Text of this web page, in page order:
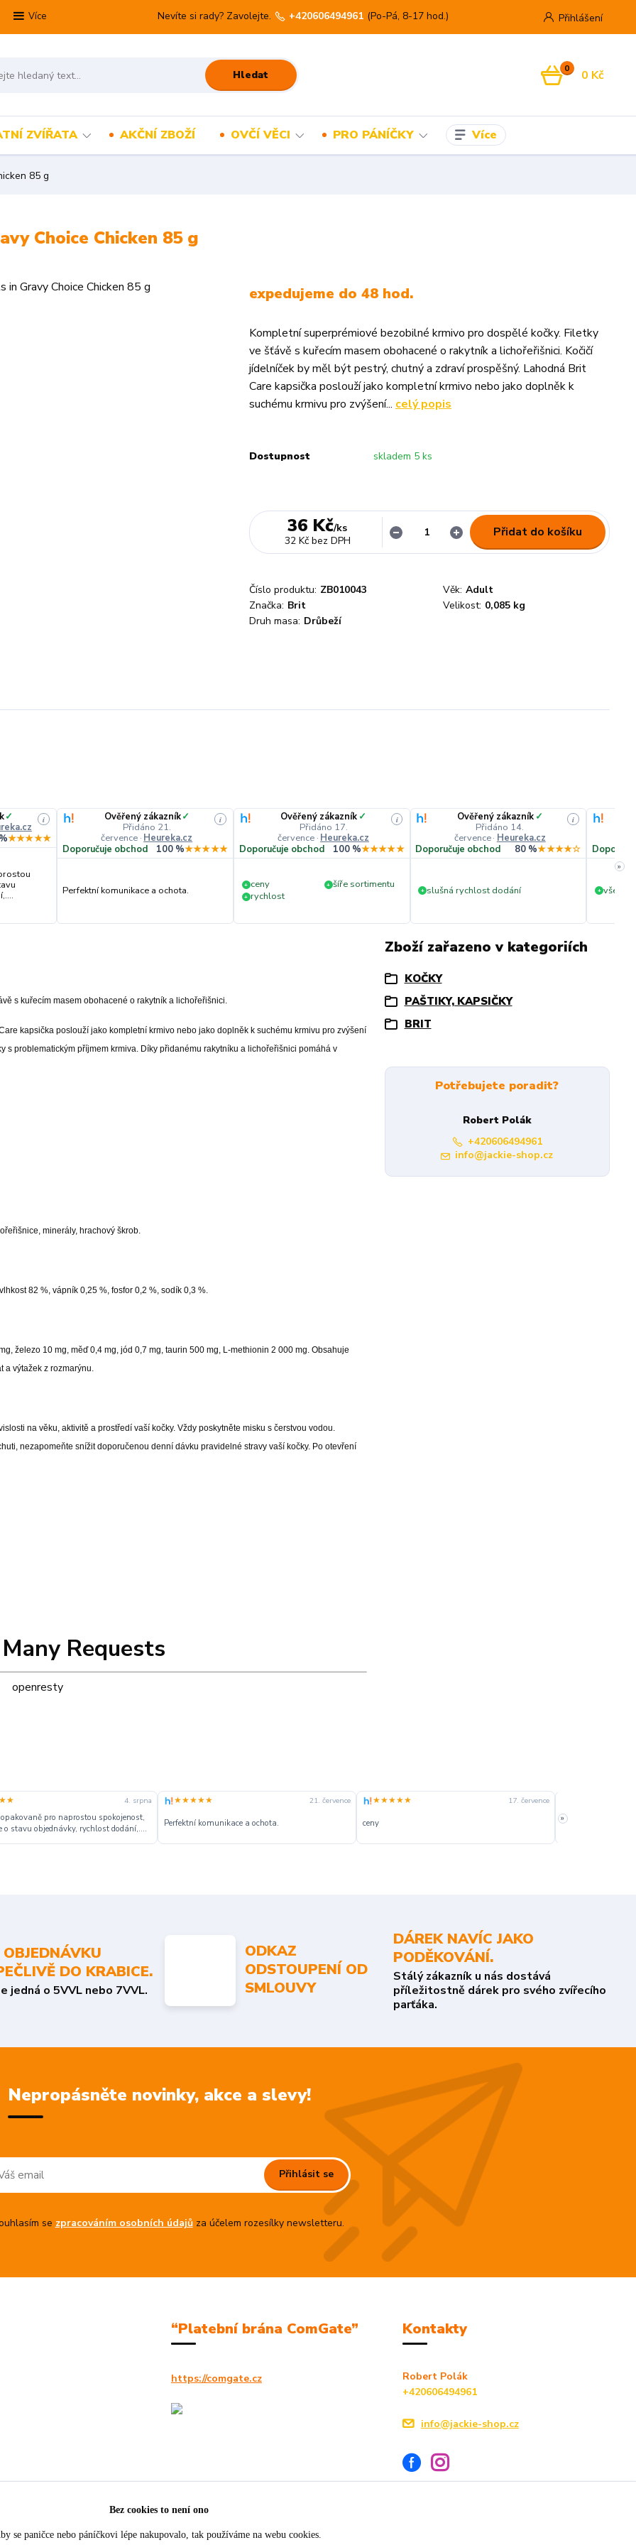
Více Přihlášení
Hledat
Nevíte si rady? Zavolejte. +420606494961 (Po-Pá, 8-17 hod.)
0 0 Kč
ZVÍŘATA AKČNÍ ZBOŽÍ OVČÍ VĚCI PRO PÁNÍČKY Více
85 g
Choice Chicken 85 g
expedujeme do 48 hod.
Kompletní superprémiové bezobilné krmivo pro dospělé kočky. Filetky
ve šťávě s kuřecím masem obohacené o rakytník a lichořeřišnici. Kočičí
jídelníček by měl být pestrý, chutný a zdraví prospěšný. Lahodná Brit
Care kapsička poslouží jako kompletní krmivo nebo jako doplněk k
suchému krmivu pro zvýšení... celý popis
Dostupnost skladem 5 ks
36 Kč/ks
32 Kč bez DPH
Přidat do košíku
Číslo produktu: ZB010043 Věk: Adult
Značka: Brit Velikost: 0,085 kg
Druh masa: Drůbeží
✓
i
★★★★★
Ověřený zákazník✓
Přidáno 21.
července · Heureka.cz
i
Doporučuje obchod 100 %★★★★★
Perfektní komunikace a ochota.
Ověřený zákazník ✓
Přidáno 17.
července · Heureka.cz
i
Doporučuje obchod 100 %★★★★★
+ ceny + šíře sortimentu
+ rychlost
Ověřený zákazník ✓
Přidáno 14.
července· Heureka.cz
i
Doporučuje obchod 80 %★★★★☆
+ slušná rychlost dodání + vše v
»
s kuřecím masem obohacené o rakytník a lichořeřišnici.
kapsička poslouží jako kompletní krmivo nebo jako doplněk k suchému krmivu pro zvýšení
problematickým příjmem krmiva. Díky přidanému rakytníku a lichořeřišnici pomáhá v
minerály, hrachový škrob.
82 %, vápník 0,25 %, fosfor 0,2 %, sodík 0,3 %.
železo 10 mg, měď 0,4 mg, jód 0,7 mg, taurin 500 mg, L-methionin 2 000 mg. Obsahuje
a výtažek z rozmarýnu.
na věku, aktivitě a prostředí vaší kočky. Vždy poskytněte misku s čerstvou vodou.
nezapomeňte snížit doporučenou denní dávku pravidelné stravy vaší kočky. Po otevření
Requests
openresty
Zboží zařazeno v kategoriích
KOČKY
PAŠTIKY, KAPSIČKY
BRIT
Potřebujete poradit?
Robert Polák
+420606494961
info@jackie-shop.cz
4. srpna
pro naprostou spokojenost,
o stavu objednávky, rychlost dodání,....
★★★★★ 21. července
Perfektní komunikace a ochota.
★★★★★ 17. července
ceny
slušná rychlost
»
DO KRABICE.
jedná o 5VVL nebo 7VVL.
ODKAZ
ODSTOUPENÍ OD
SMLOUVY
DÁREK NAVÍC JAKO
PODĚKOVÁNÍ.
Stálý zákazník u nás dostává
příležitostně dárek pro svého zvířecího
parťáka.
Nepropásněte novinky, akce a slevy!
Přihlásit se
se zpracováním osobních údajůza účelem rozesílky newsletteru.
“Platební brána ComGate”
https://comgate.cz
Kontakty
Robert Polák
+420606494961
info@jackie-shop.cz
Bez cookies to není ono
se paničce nebo páníčkovi lépe nakupovalo, tak používáme na webu cookies.